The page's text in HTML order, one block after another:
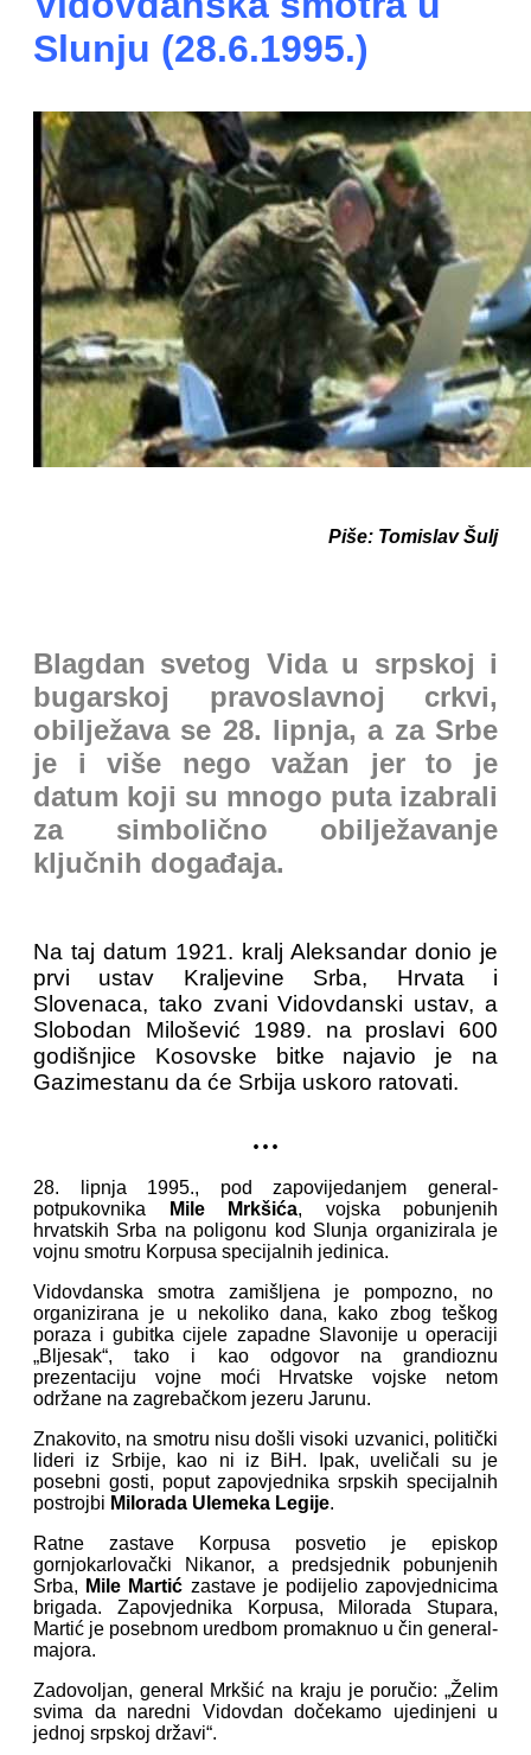
Slunju (28.6.1995.)
Piše: Tomislav Šulj
Blagdan svetog Vida u srpskoj i
bugarskoj pravoslavnoj crkvi,
obilježava se 28. lipnja, a za Srbe
je i više nego važan jer to je
datum koji su mnogo puta izabrali
za simbolično obilježavanje
ključnih događaja.
Na taj datum 1921. kralj Aleksandar donio je
prvi ustav Kraljevine Srba, Hrvata i
Slovenaca, tako zvani Vidovdanski ustav, a
Slobodan Milošević 1989. na proslavi 600
godišnjice Kosovske bitke najavio je na
Gazimestanu da će Srbija uskoro ratovati.
...
28. lipnja 1995., pod zapovijedanjem general-
potpukovnika
Mile Mrkšića, vojska pobunjenih
hrvatskih Srba na poligonu kod Slunja organizirala je
vojnu smotru Korpusa specijalnih jedinica.
Vidovdanska smotra zamišljena je pompozno, no
organizirana je u nekoliko dana, kako zbog teškog
poraza i gubitka cijele zapadne Slavonije u operaciji
„Bljesak“, tako i kao odgovor na grandioznu
prezentaciju vojne moći Hrvatske vojske netom
održane na zagrebačkom jezeru Jarunu.
Znakovito, na smotru nisu došli visoki uzvanici, politički
lideri iz Srbije, kao ni iz BiH.
Ipak, uveličali su je
posebni gosti, poput zapovjednika srpskih specijalnih
postrojbi Milorada Ulemeka Legije.
Ratne zastave Korpusa posvetio je episkop
gornjokarlovački Nikanor, a predsjednik pobunjenih
Srba, Mile Martić zastave je podijelio zapovjednicima
brigada. Zapovjednika Korpusa, Milorada Stupara,
Martić je posebnom uredbom promaknuo u čin general-
majora.
Zadovoljan, general Mrkšić na kraju je poručio: „Želim
svima da naredni Vidovdan dočekamo ujedinjeni u
jednoj srpskoj državi“.